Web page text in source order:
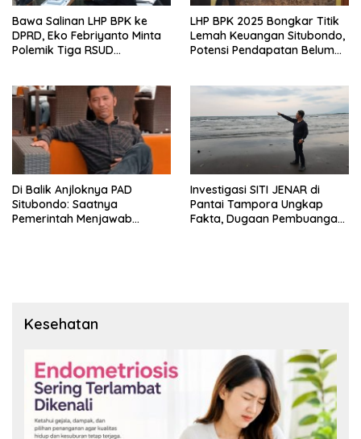
Bawa Salinan LHP BPK ke
DPRD, Eko Febriyanto Minta
Polemik Tiga RSUD
LHP BPK 2025 Bongkar Titik
Lemah Keuangan Situbondo,
Potensi Pendapatan Belum
Di Balik Anjloknya PAD
Situbondo: Saatnya
Pemerintah Menjawab
Investigasi SITI JENAR di
Pantai Tampora Ungkap
Fakta, Dugaan Pembuangan
Kesehatan